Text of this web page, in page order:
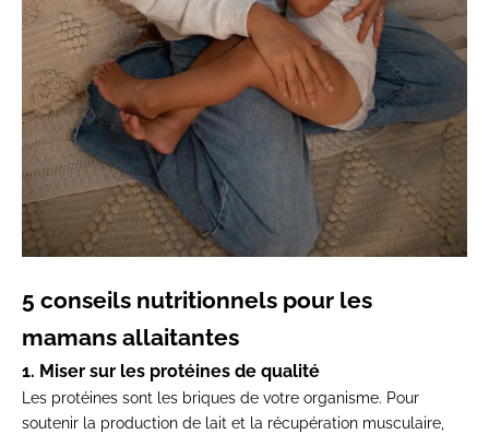
5 conseils nutritionnels pour les
mamans allaitantes
1. Miser sur les protéines de qualité
Les protéines sont les briques de votre organisme. Pour
soutenir la production de lait et la récupération musculaire,